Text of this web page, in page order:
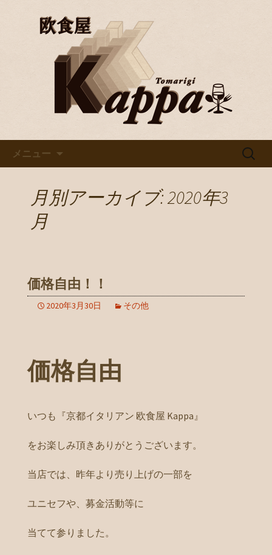
京都・烏丸のイタリアンバル
「欧食屋Kappa」
楽しむならバル「欧食屋Kappa」。野
菜ソムリエの資格を持つオーナーの作
るイタリアンは絶品。ワインブッフェ
などもありカウンターで１人飲みもグ
ループでのご利用も歓迎です。
メニュー
検
月別アーカイブ: 2020年3
月
価格自由！！
2020年3月30日 その他
価格自由
いつも『京都イタリアン 欧食屋 Kappa』
をお楽しみ頂きありがとうございます。
当店では、昨年より売り上げの一部を
ユニセフや、募金活動等に
当てて参りました。